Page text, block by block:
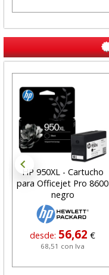
HP 950XL - Cartucho
para Officejet Pro 8600
negro
desde: 56,62 €
68,51 con Iva